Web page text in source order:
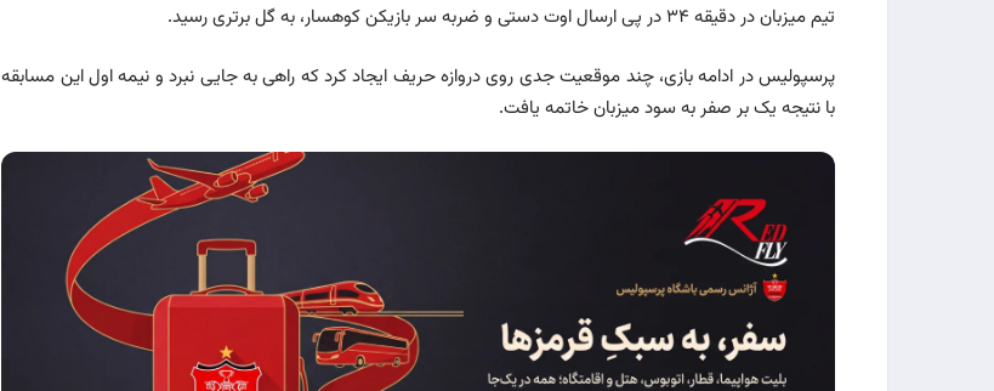
تیم میزبان در دقیقه ۳۴ در پی ارسال اوت دستی و ضربه سر بازیکن کوهسار، به گل برتری رسید.
پرسپولیس در ادامه بازی، چند موقعیت جدی روی دروازه حریف ایجاد کرد که راهی به جایی نبرد و نیمه اول این مسابقه
با نتیجه یک بر صفر به سود میزبان خاتمه یافت.